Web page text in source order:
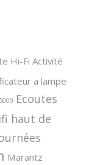
Hi-Fi Activité
a lampe
Ecoutes
haut de
Marantz